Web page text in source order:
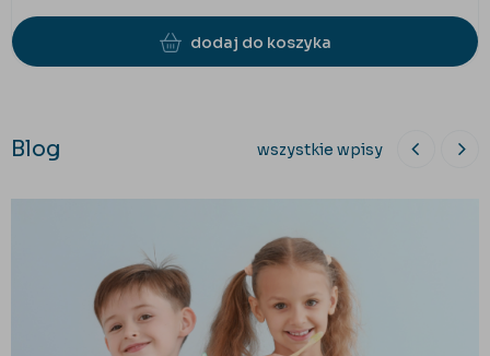
dodaj do koszyka
Blog wszystkie wpisy